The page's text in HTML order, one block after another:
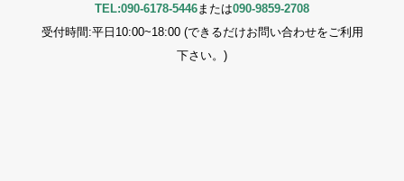
TEL:090-6178-5446 または090-9859-2708
受付時間:平日10:00~18:00 (できるだけお問い合わせをご利用
下さい。)